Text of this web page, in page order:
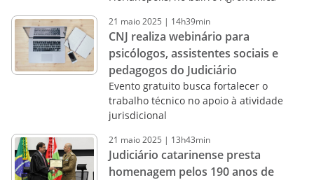
21 maio2025 | 14h39min
CNJ realiza webinário para
psicólogos, assistentes sociais e
pedagogos do Judiciário
Evento gratuito busca fortalecer o
trabalho técnico no apoio à atividade
jurisdicional
21 maio2025 | 13h43min
Judiciário catarinense presta
homenagem pelos 190 anos de